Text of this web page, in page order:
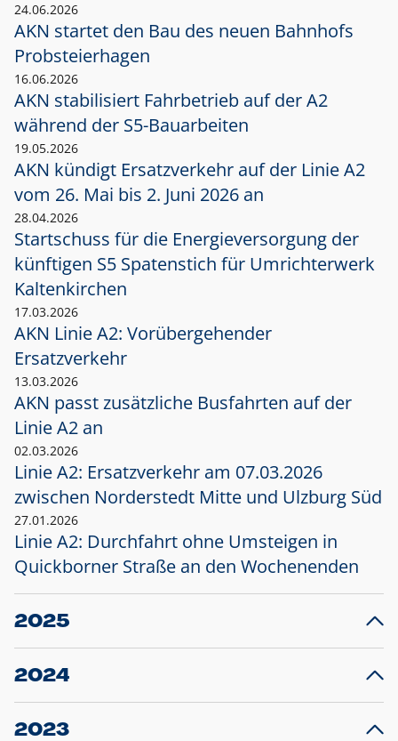
24.06.2026
AKN startet den Bau des neuen Bahnhofs
Probsteierhagen
16.06.2026
AKN stabilisiert Fahrbetrieb auf der A2
während der S5-Bauarbeiten
19.05.2026
AKN kündigt Ersatzverkehr auf der Linie A2
vom 26. Mai bis 2. Juni 2026 an
28.04.2026
Startschuss für die Energieversorgung der
künftigen S5 Spatenstich für Umrichterwerk
Kaltenkirchen
17.03.2026
AKN Linie A2: Vorübergehender
Ersatzverkehr
13.03.2026
AKN passt zusätzliche Busfahrten auf der
Linie A2 an
02.03.2026
Linie A2: Ersatzverkehr am 07.03.2026
zwischen Norderstedt Mitte und Ulzburg Süd
27.01.2026
Linie A2: Durchfahrt ohne Umsteigen in
Quickborner Straße an den Wochenenden
2025
23.12.2025
Projekt S5: Start der Bauarbeiten am
2024
10.12.2024
Großprojekt S5: Sperrung der Bahnstraße in
2023